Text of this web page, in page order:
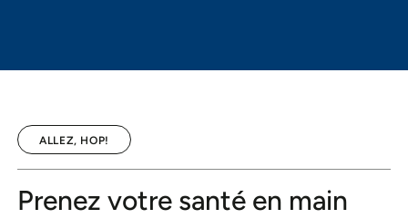
ALLEZ, HOP!
Prenez votre santé en main